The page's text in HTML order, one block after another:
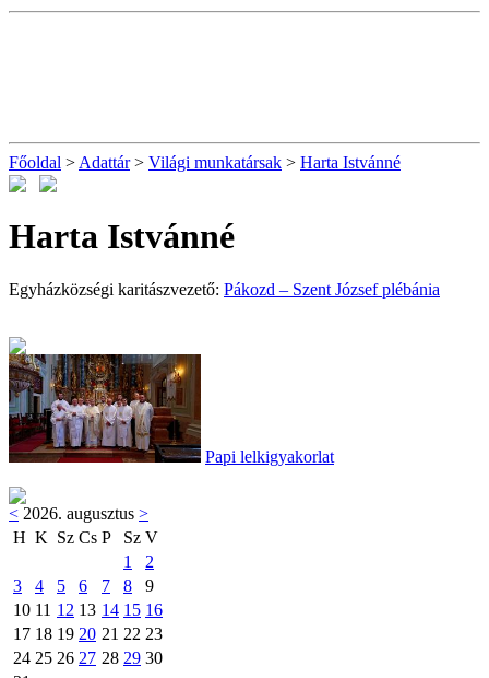
Főoldal > Adattár> Világi munkatársak > Harta Istvánné
Harta Istvánné
Egyházközségi karitászvezető: Pákozd – Szent József plébánia
Papi lelkigyakorlat
< 2026. augusztus >
H K Sz Cs P Sz V
1
2
3
4 5 6 7 8
9
10 11 12 13 14 15 16
17 18 19 20 21 22 23
24 25 26 27 28 29 30